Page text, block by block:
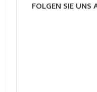
FOLGEN SIE UNS